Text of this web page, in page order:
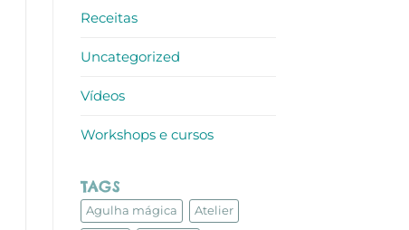
Receitas
Uncategorized
Vídeos
Workshops e cursos
TAGS
Agulha mágica Atelier